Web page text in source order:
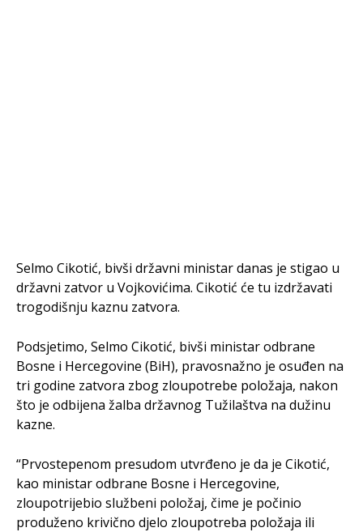
Selmo Cikotić, bivši državni ministar danas je stigao u
državni zatvor u Vojkovićima. Cikotić će tu izdržavati
trogodišnju kaznu zatvora.
Podsjetimo, Selmo Cikotić, bivši ministar odbrane
Bosne i Hercegovine (BiH), pravosnažno je osuđen na
tri godine zatvora zbog zloupotrebe položaja, nakon
što je odbijena žalba državnog Tužilaštva na dužinu
kazne.
“Prvostepenom presudom utvrđeno je da je Cikotić,
kao ministar odbrane Bosne i Hercegovine,
zloupotrijebio službeni položaj, čime je počinio
produženo krivično djelo zloupotreba položaja ili